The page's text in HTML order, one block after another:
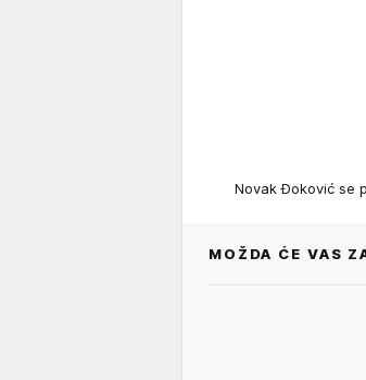
Novak Đoković se
MOŽDA ĆE VAS